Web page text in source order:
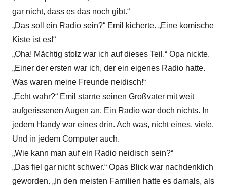
gar nicht, dass es das noch gibt.“
„Das soll ein Radio sein?“ Emil kicherte. „Eine komische
Kiste ist es!“
„Oha! Mächtig stolz war ich auf dieses Teil.“ Opa nickte.
„Einer der ersten war ich, der ein eigenes Radio hatte.
Was waren meine Freunde neidisch!“
„Echt wahr?“ Emil starrte seinen Großvater mit weit
aufgerissenen Augen an. Ein Radio war doch nichts. In
jedem Handy war eines drin. Ach was, nicht eines, viele.
Und in jedem Computer auch.
„Wie kann man auf ein Radio neidisch sein?“
„Das fiel gar nicht schwer.“ Opas Blick war nachdenklich
geworden. „In den meisten Familien hatte es damals, als